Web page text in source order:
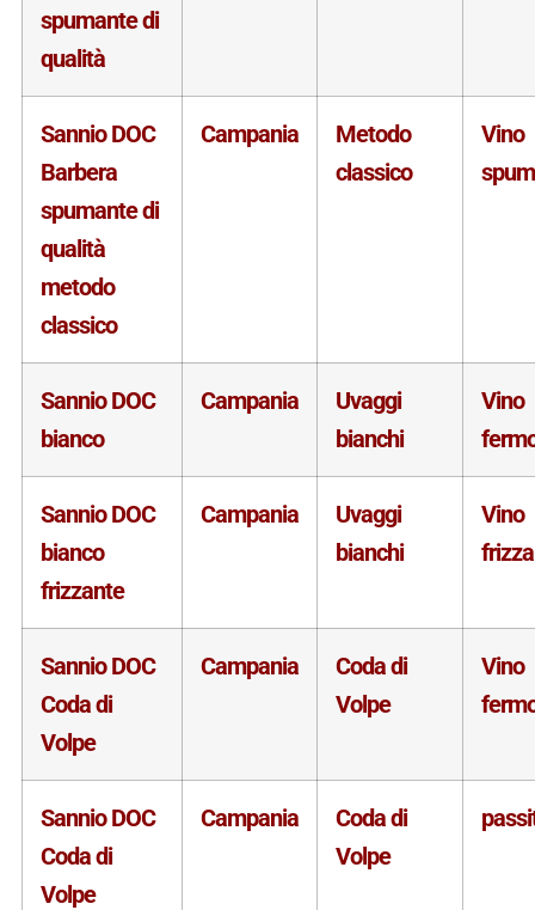
spumante di
qualità
Sannio DOC
Barbera
spumante di
qualità
metodo
classico
Campania
Metodo
classico
Vino
Sannio DOC
bianco
Campania
Uvaggi
bianchi
Vino
Sannio DOC
bianco
frizzante
Campania
Uvaggi
bianchi
Vino
Sannio DOC
Coda di
Volpe
Campania
Coda di
Volpe
Vino
Sannio DOC
Coda di
Volpe
Campania
Coda di
Volpe